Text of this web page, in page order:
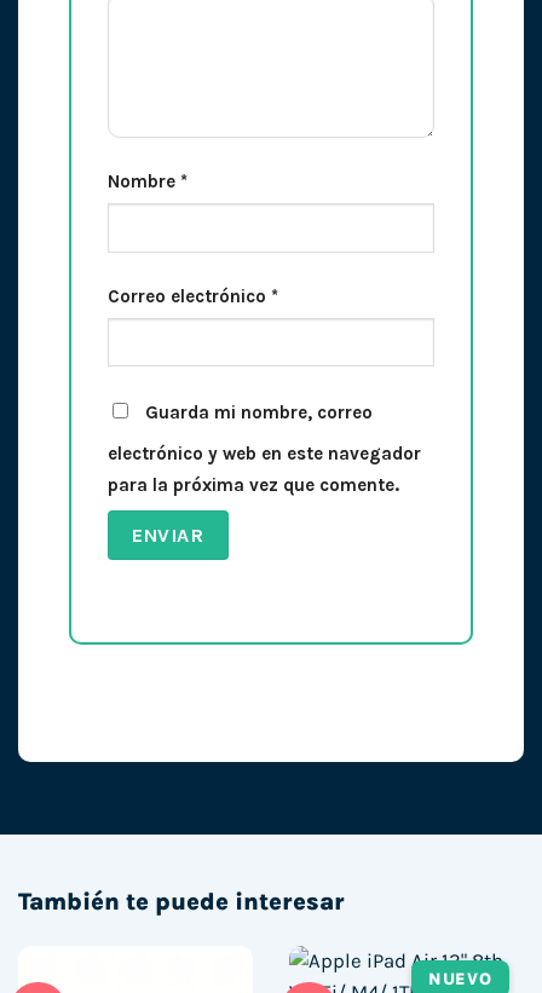
Nombre *
Correo electrónico *
Guarda mi nombre, correo
electrónico y web en este navegador
para la próxima vez que comente.
También te puede interesar
NUEVO